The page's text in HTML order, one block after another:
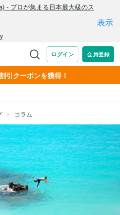
引クーポンを獲得！
コラム